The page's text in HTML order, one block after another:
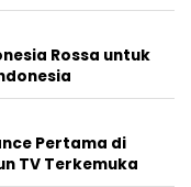
Rossa untuk
Pertama di
TV Terkemuka